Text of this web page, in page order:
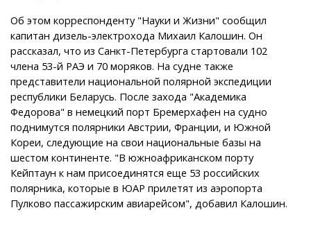
Об этом корреспонденту "Науки и Жизни" сообщил
капитан дизель-электрохода Михаил Калошин. Он
рассказал, что из Санкт-Петербурга стартовали 102
члена 53-й РАЭ и 70 моряков. На судне также
представители национальной полярной экспедиции
республики Беларусь. После захода "Академика
Федорова" в немецкий порт Бремерхафен на судно
поднимутся полярники Австрии, Франции, и Южной
Кореи, следующие на свои национальные базы на
шестом континенте. "В южноафриканском порту
Кейптаун к нам присоединятся еще 53 российских
полярника, которые в ЮАР прилетят из аэропорта
Пулково пассажирским авиарейсом", добавил Калошин.